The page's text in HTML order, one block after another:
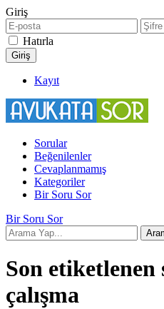
Giriş
Hatırla
Kayıt
Sorular
Beğenilenler
Cevaplanmamış
Kategoriler
Bir Soru Sor
Bir Soru Sor
Son etiketlenen
çalışma